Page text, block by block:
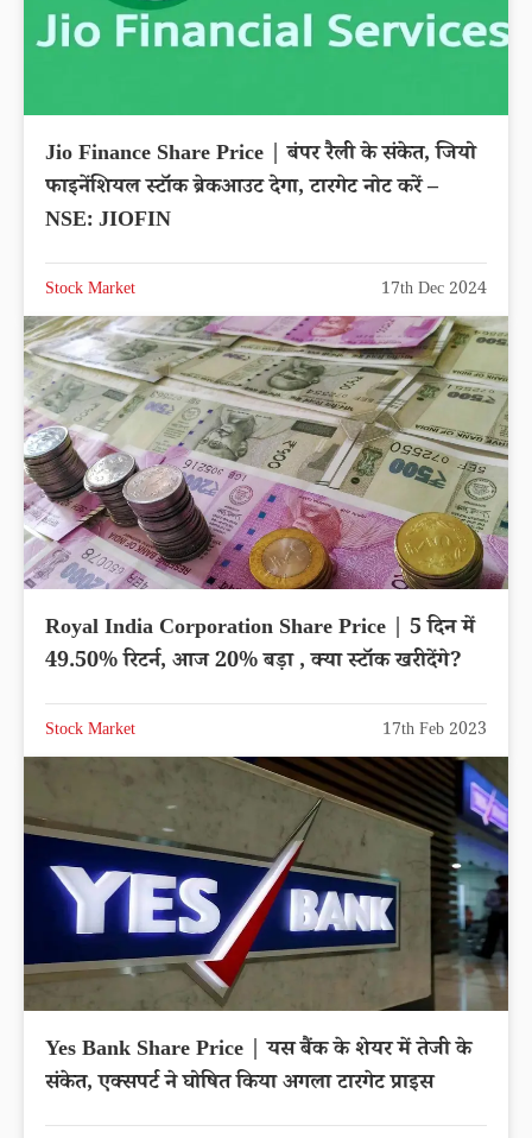
Jio Finance Share Price | बंपर रैली के संकेत, जियो
फाइनेंशियल स्टॉक ब्रेकआउट देगा, टारगेट नोट करें –
NSE: JIOFIN
Stock Market 17th Dec 2024
Royal India Corporation Share Price | 5 दिन में
49.50% रिटर्न, आज 20% बड़ा , क्या स्टॉक खरीदेंगे?
Stock Market 17th Feb 2023
Yes Bank Share Price | यस बैंक के शेयर में तेजी के
संकेत, एक्सपर्ट ने घोषित किया अगला टारगेट प्राइस